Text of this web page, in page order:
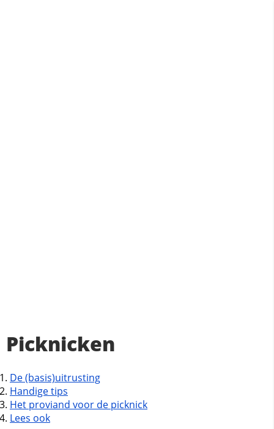
Picknicken
De (basis)uitrusting
Handige tips
Het proviand voor de picknick
Lees ook